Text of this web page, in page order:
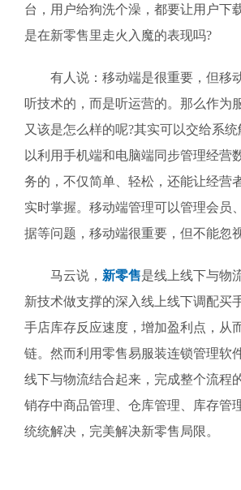
台，用户给狗洗个澡，都要让用户下
是在新零售里走火入魔的表现吗?
有人说：移动端是很重要，但移
听技术的，而是听运营的。那么作为
又该是怎么样的呢?其实可以交给系
以利用手机端和电脑端同步管理经营
务的，不仅简单、轻松，还能让经营
实时掌握。移动端管理可以管理会员
据等问题，移动端很重要，但不能忽
马云说， 新零售是线上线下与物
新技术做支撑的深入线上线下调配买
手店库存反应速度，增加盈利点，从
链。然而利用零售易服装连锁管理软
线下与物流结合起来，完成整个流程
销存中商品管理、仓库管理、库存管
统统解决，完美解决新零售局限。